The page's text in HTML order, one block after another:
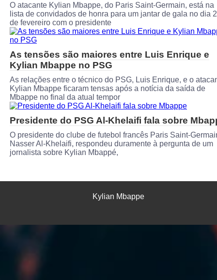
O atacante Kylian Mbappe, do Paris Saint-Germain, está na
lista de convidados de honra para um jantar de gala no dia
de fevereiro com o presidente
As tensões são maiores entre Luis Enrique e
Kylian Mbappe no PSG
As relações entre o técnico do PSG, Luis Enrique, e o
Kylian Mbappe ficaram tensas após a notícia da saída de
Mbappe no final da atual tempor
Presidente do PSG Al-Khelaifi fala sobre
O presidente do clube de futebol francês Paris Saint-
Nasser Al-Khelaifi, respondeu duramente à pergunta de um
jornalista sobre Kylian Mbappé,
Kylian Mbappe